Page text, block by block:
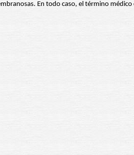
En todo caso, el término